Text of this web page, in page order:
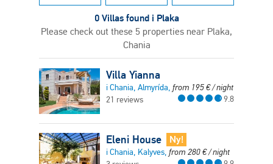
0 Villas found i Plaka
Please check out these 5 properties near Plaka,
Chania
Villa Yianna
i Chania, Almyrída, from 195€/ night
21 reviews
9.8
Eleni House Ny!
i Chania, Kalyves, from 280€/ night